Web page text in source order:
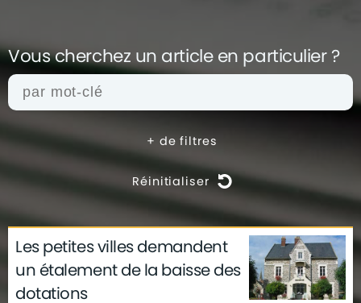
Vous cherchez un article en particulier ?
+ de filtres
Réinitialiser
actualités architecture
archives
conseils
déco finance
gouvernement
Les petites villes demandent
un étalement de la baisse des
dotations